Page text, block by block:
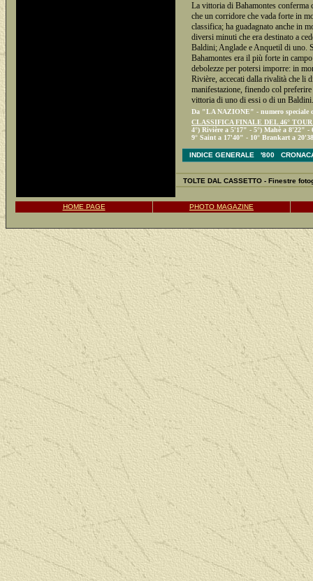
La vittoria di Bahamontes conferma
che un corridore che vada forte in
classifica; ha guadagnato anche in
diversi minuti che era destinato a
Baldini; Anglade e Anquetil di uno.
Bahamontes era il più forte in
debolezze per potersi imporre: in
Rivière, accecati dalla rivalità che li
manifestazione, finendo col
vittoria di uno di essi o di un
Da "LA NAZIONE" - numero speciale
CLASSIFICA FINALE DEL 46°
4°) Rivière a 5'17" - 5°) Mahè a 8'22" -
9° Saint a 17'40" - 10° Brankart a
INDICE GENERALE '800
TOLTE DAL CASSETTO - Finestre
HOME PAGE PHOTO MAGAZINE